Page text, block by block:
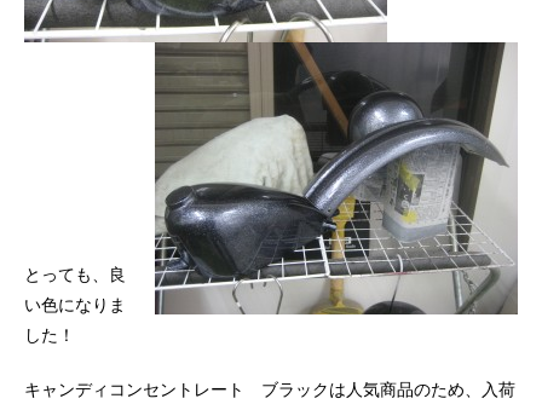
とっても、良
い色になりま
した！
キャンディコンセントレート ブラックは人気商品のため、入荷